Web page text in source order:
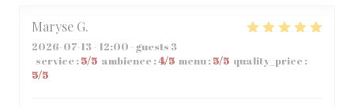
Maryse G
2026-07-13- 12:00 - guests 3
service :5/5 ambience :4/5 menu:5/5 quality_price :
5/5